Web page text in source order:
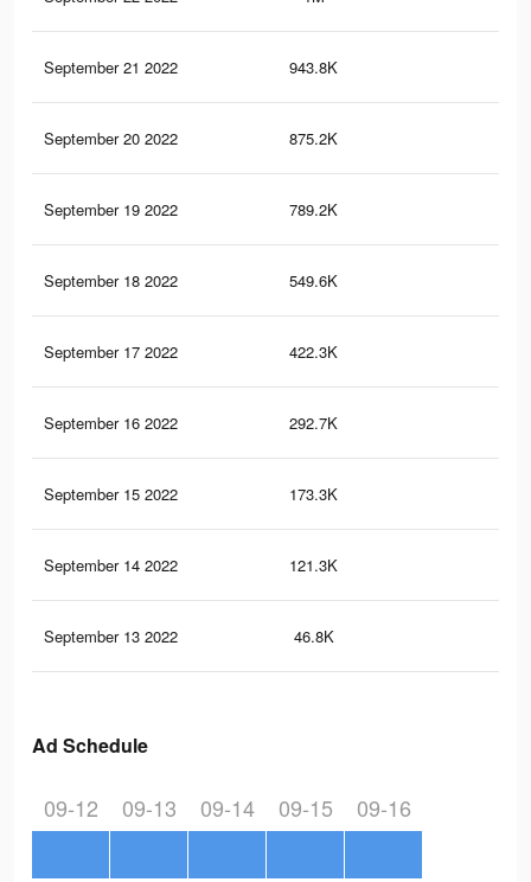
September 21 2022 943.8K
September 20 2022 875.2K
September 19 2022 789.2K
September 18 2022 549.6K
September 17 2022 422.3K
September 16 2022 292.7K
September 15 2022 173.3K
September 14 2022 121.3K
September 13 2022 46.8K
Ad Schedule
09-12 09-13 09-14 09-15 09-16